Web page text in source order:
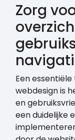
Zorg
Een
webdesign is
en
een duidelijke